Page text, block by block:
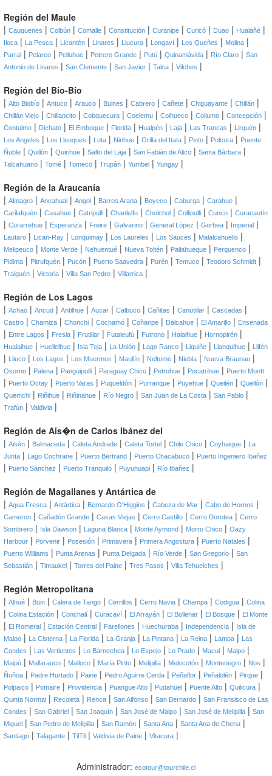
Región del Maule
| Cauquenes | Colbún | Comalle | Constitución | Curanipe | Curicó | Duao | Hualañé |
Iloca | La Pesca | Licantén | Linares | Liucura | Longaví | Los Queñes | Molina |
Parral | Pelarco | Pelluhue | Potrero Grande | Putú | Quinamávida | Río Claro | San
Antonio de Linares | San Clemente | San Javier | Talca | Vilches |
Región del Bío-Bío
| Alto Biobío | Antuco | Arauco | Bulnes | Cabrero | Cañete | Chiguayante | Chillán |
Chillán Viejo | Chillancito | Cobquecura | Coelemu | Coihueco | Coliumo | Concepción |
Contulmo | Dichato | El Emboque | Florida | Hualpén | Laja | Las Trancas | Lirquén |
Los Angeles | Los Lleuques | Lota | Ninhue | Orilla del Itata | Pinto | Polcura | Puente
Ñuble | Quillón | Quirihue | Salto del Laja | San Fabián de Alico | Santa Bárbara |
Talcahuano | Tomé | Tomeco | Trupán | Yumbel | Yungay |
Región de la Araucanía
| Almagro | Ancahual | Angol | Barros Arana | Boyeco | Caburga | Carahue |
Carilafquén | Casahue | Catripulli | Chanlelfu | Cholchol | Collipulli | Cunco | Curacautín
| Curarrehue | Esperanza | Freire | Galvarino | General López | Gorbea | Imperial |
Lautaro | Lican-Ray | Lonquimay | Los Laureles | Los Sauces | Malalcahuello |
Melipeuco | Monte Verde | Nehuentué | Nueva Toltén | Pailahueque | Perquenco |
Pidima | Pitrufquén | Pucón | Puerto Saavedra | Purén | Temuco | Teodoro Schmidt |
Traiguén | Victoria | Villa San Pedro | Villarrica |
Región de Los Lagos
| Achao | Ancud | Antilhue | Aucar | Calbuco | Cañitas | Canutillar | Cascadas |
Castro | Chamiza | Chonchi | Cochamó | Coñaripe | Dalcahue | El Amarillo | Ensenada
| Entre Lagos | Fresia | Frutillar | Futaleufú | Futrono | Halaihue | Hornopirén |
Hualaihue | Huellelhue | Isla Teja | La Unión | Lago Ranco | Liquiñe | Llanquihue | Llifén
| Lliuco | Los Lagos | Los Muermos | Maullín | Neltume | Niebla | Nueva Braunau |
Osorno | Palena | Panguipulli | Paraguay Chico | Petrohue | Pucatrihue | Puerto Montt
| Puerto Octay | Puerto Varas | Puqueldón | Purranque | Puyehue | Queilén | Quellón |
Quemchi | Riñihue | Riñinahue | Río Negro | San Juan de La Costa | San Pablo |
Trafún | Valdivia |
Región de Ais�n de Carlos Ibánez del
| Aisén | Balmaceda | Caleta Andrade | Caleta Tortel | Chile Chico | Coyhaique |
La
Junta | Lago Cochrane | Puerto Bertrand | Puerto Chacabuco | Puerto Ingeniero Ibañez
| Puerto Sanchez | Puerto Tranquilo | Puyuhuapi | Río Ibañez |
Región de Magallanes y Antártica de
| Agua Fresca | Antártica | Bernardo O'Higgins | Cabeza de Mar | Cabo de Hornos |
Cameron | Cañadón Grande | Casas Viejas | Cerro Castillo | Cerro Dorotea | Cerro
Sombrero | Isla Dawson | Laguna Blanca | Monte Aymond | Morro Chico | Oazy
Harbour | Porvenir | Posesión | Primavera | Primera Angostura | Puerto Natales |
Puerto Williams | Punta Arenas | Punta Delgada | Río Verde | San Gregorio | San
Sebastián | Timaukel | Torres del Paine | Tres Pasos | Villa Tehuelches |
Región Metropolitana
| Alhué | Buin | Calera de Tango | Cerrillos | Cerro Navia | Champa | Codigua | Colina
| Colina Estación | Conchalí | Curacaví | El Arrayán | El Bollenar | El Bosque | El Monte
| El Romeral | Estación Central | Farellones | Huechuraba | Independencia |
Isla de
Maipo | La Cisterna | La Florida | La Granja | La Pintana | La Reina | Lampa |
Las
Condes | Las Vertientes | Lo Barnechea | Lo Espejo | Lo Prado | Macul | Maipo |
Maipú | Mallarauco | Malloco | María Pinto | Melipilla | Melocotón | Montenegro | Nos |
Ñuñoa | Padre Hurtado | Paine | Pedro Aguirre Cerda | Peñaflor | Peñalolén | Pirque |
Polpaico | Pomaire | Providencia | Puangue Alto | Pudahuel | Puente Alto | Quilicura |
Quinta Normal | Recoleta | Renca | San Alfonso | San Bernardo | San Fransisco de Las
Condes | San Gabriel | San Joaquín | San José de Maipo | San José de Melipilla | San
Miguel | San Pedro de Melipilla | San Ramón | Santa Ana | Santa Ana de Chena |
Santiago | Talagante | TilTil | Valdivia de Paine | Vitacura |
Administrador: ecotour@tourchile.cl